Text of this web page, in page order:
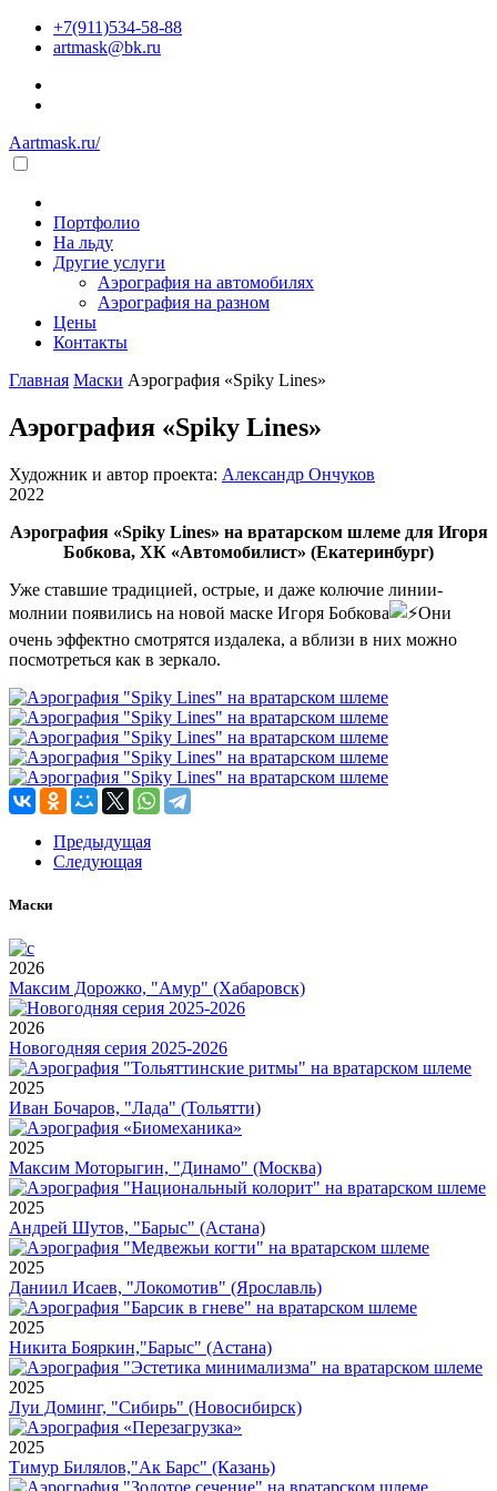
+7(911)534-58-88
artmask@bk.ru
Aartmask.ru/
Портфолио
На льду
Другие услуги
Аэрография на автомобилях
Аэрография на разном
Цены
Контакты
Главная Маски Аэрография «Spiky Lines»
Аэрография «Spiky Lines»
Художник и автор проекта: Александр Ончуков
2022
Аэрография «Spiky Lines» на вратарском шлеме для Игоря
Бобкова, ХК «Автомобилист» (Екатеринбург)
Уже ставшие традицией, острые, и даже колючие линии-
молнии появились на новой маске Игоря Бобкова
Они
очень эффектно смотрятся издалека, а вблизи в них можно
посмотреться как в зеркало.
Предыдущая
Следующая
Маски
2026
Максим Дорожко, "Амур" (Хабаровск)
2026
Новогодняя серия 2025-2026
2025
Иван Бочаров, "Лада" (Тольятти)
2025
Максим Моторыгин, "Динамо" (Москва)
2025
Андрей Шутов, "Барыс" (Астана)
2025
Даниил Исаев, "Локомотив" (Ярославль)
2025
Никита Бояркин,"Барыс" (Астана)
2025
Луи Доминг, "Сибирь" (Новосибирск)
2025
Тимур Билялов,"Ак Барс" (Казань)